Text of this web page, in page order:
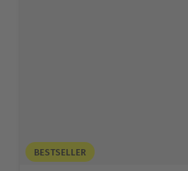
BESTSELLER